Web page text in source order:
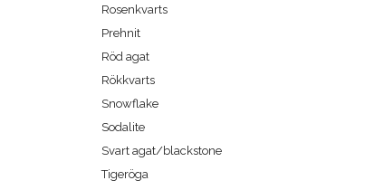
Rosenkvarts
Prehnit
Röd agat
Rökkvarts
Snowflake
Sodalite
Svart agat/blackstone
Tigeröga